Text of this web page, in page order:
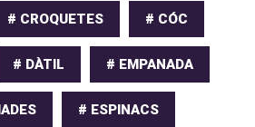
# CROQUETES # CÓC
# DÀTIL # EMPANADA
# ESPINACS